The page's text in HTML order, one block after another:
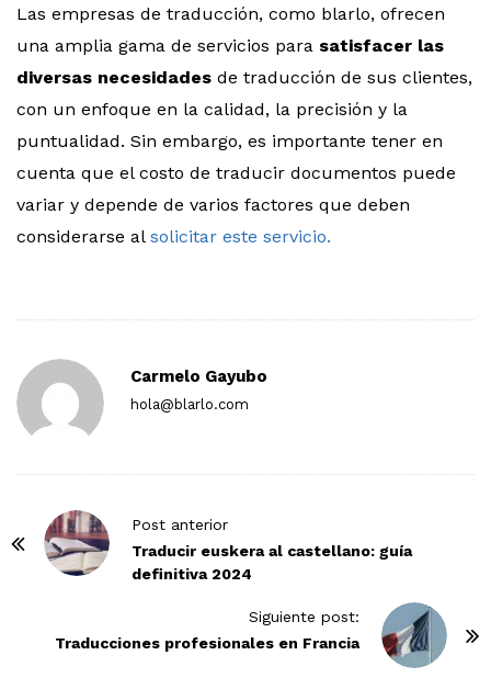
Las empresas de traducción, como blarlo, ofrecen
una amplia gama de servicios para satisfacer las
diversas necesidades de traducción de sus clientes,
con un enfoque en la calidad, la precisión y la
puntualidad. Sin embargo, es importante tener en
cuenta que el costo de traducir documentos puede
variar y depende de varios factores que deben
considerarse al solicitar este servicio.
Carmelo Gayubo
hola@blarlo.com
Post anterior
Traducir euskera al castellano: guía
definitiva 2024
Siguiente post:
Traducciones profesionales en Francia